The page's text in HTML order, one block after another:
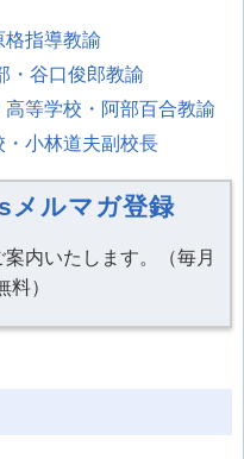
指導教諭
・谷口俊郎教諭
等学校・阿部百合教諭
小林道夫副校長
ルマガ登録
内いたします。（毎月
料）